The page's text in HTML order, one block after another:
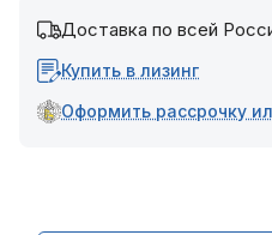
Доставка по всей
Купить в лизинг
Оформить рассрочку